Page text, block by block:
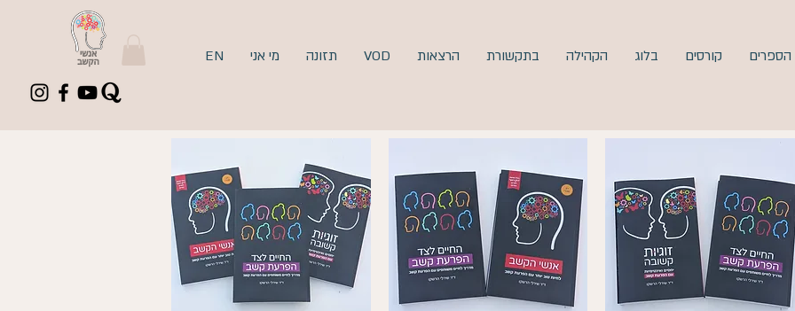
הספרים קורסים בלוג הקהילה בתקשורת הרצאות VOD תזונה מי אני EN